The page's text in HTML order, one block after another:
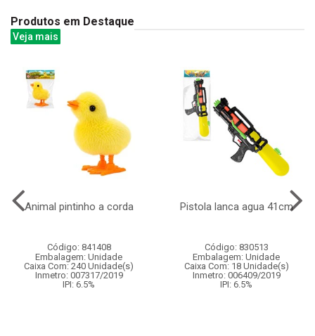
Produtos em Destaque
Veja mais
Animal pintinho a corda
Código: 841408
Embalagem: Unidade
Caixa Com: 240 Unidade(s)
Inmetro: 007317/2019
IPI: 6.5%
Pistola lanca agua 41cm
Código: 830513
Embalagem: Unidade
Caixa Com: 18 Unidade(s)
Inmetro: 006409/2019
IPI: 6.5%